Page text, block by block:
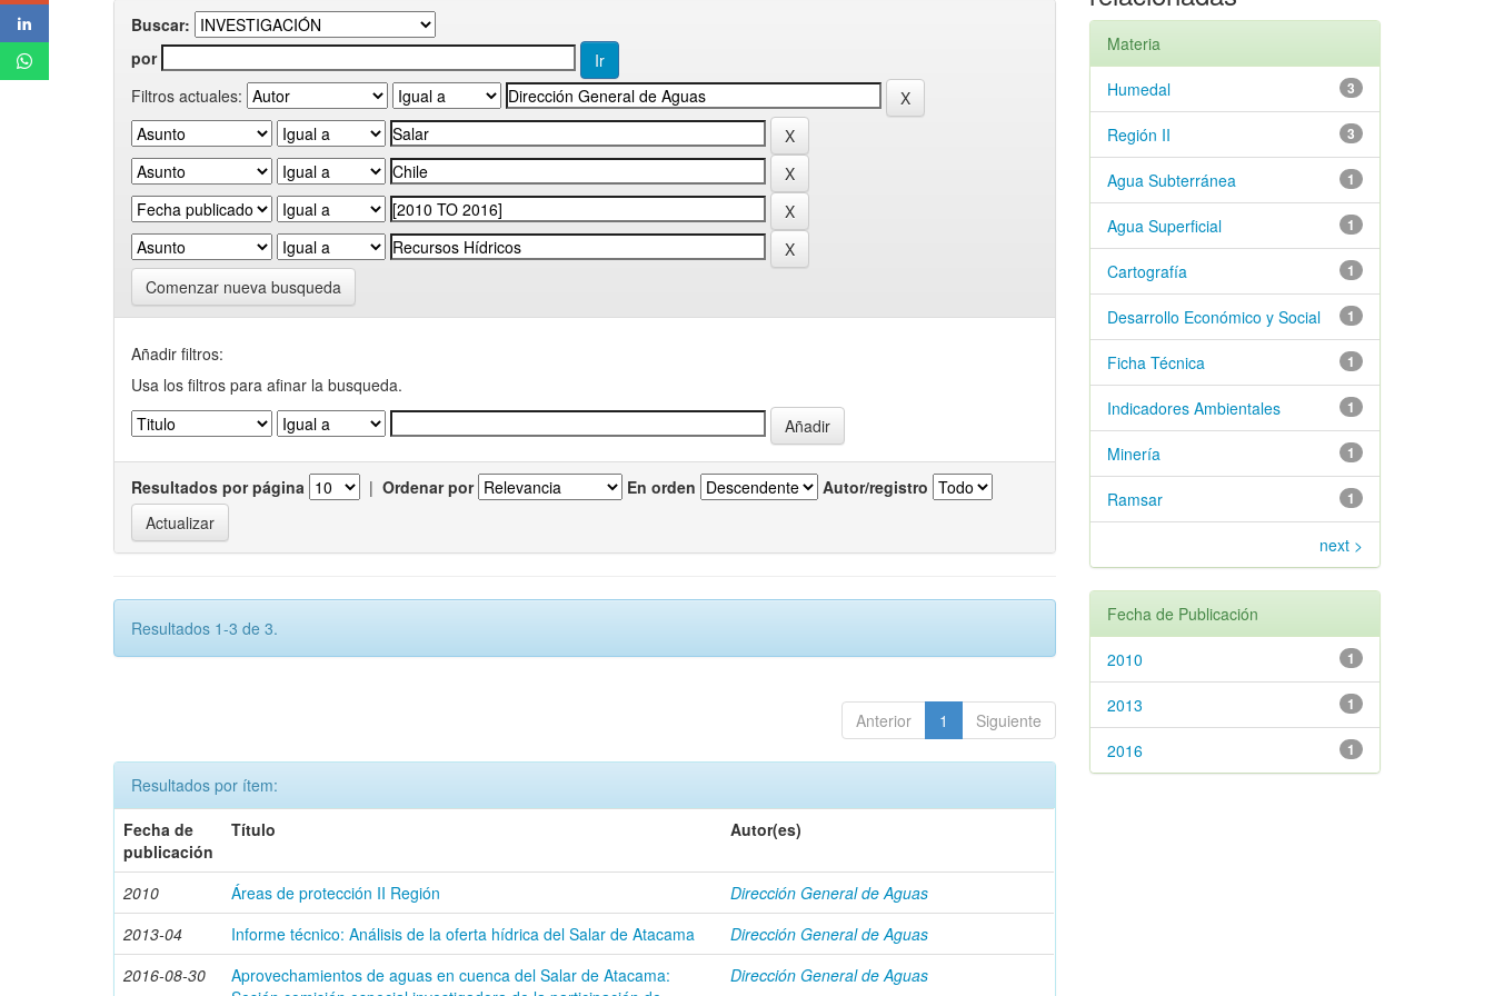
Buscar:
por
Filtros actuales:
Comenzar nueva busqueda
Añadir filtros:
Usa los filtros para afinar la busqueda.
Resultados por página | Ordenar por En orden Autor/registro
Resultados 1-3 de 3.
Anterior 1 Siguiente
Resultados por ítem:
Fecha de
publicación
Título Autor(es)
2010 Áreas de protección II Región
Dirección General de Aguas
2013-04
Informe técnico: Análisis de la oferta hídrica del Salar de Atacama
Dirección General de Aguas
2016-08-30
Aprovechamientos de aguas en cuenca del Salar de Atacama:
Dirección General de Aguas
Materia
3
Humedal
3
Región II
1
Agua Subterránea
1
Agua Superficial
1
Cartografía
1
Desarrollo Económico y Social
1
Ficha Técnica
1
Indicadores Ambientales
1
Minería
1
Ramsar
next >
Fecha de Publicación
1
2010
1
2013
1
2016